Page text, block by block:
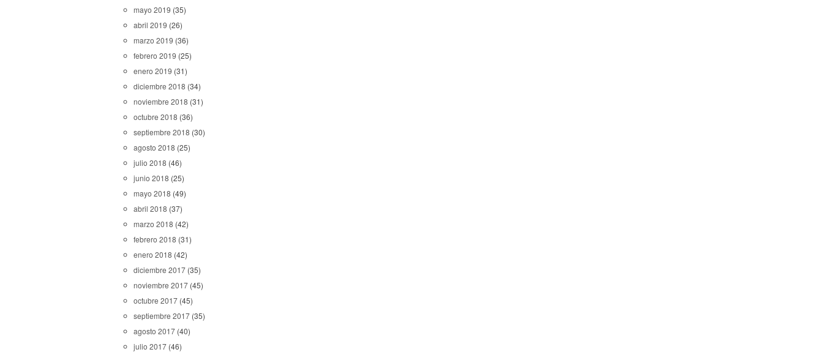
mayo 2019 (35)
abril 2019 (26)
marzo 2019 (36)
febrero 2019 (25)
enero 2019 (31)
diciembre 2018 (34)
noviembre 2018 (31)
octubre 2018 (36)
septiembre 2018 (30)
agosto 2018 (25)
julio 2018 (46)
junio 2018 (25)
mayo 2018 (49)
abril 2018 (37)
marzo 2018 (42)
febrero 2018 (31)
enero 2018 (42)
diciembre 2017 (35)
noviembre 2017 (45)
octubre 2017 (45)
septiembre 2017 (35)
agosto 2017 (40)
julio 2017 (46)